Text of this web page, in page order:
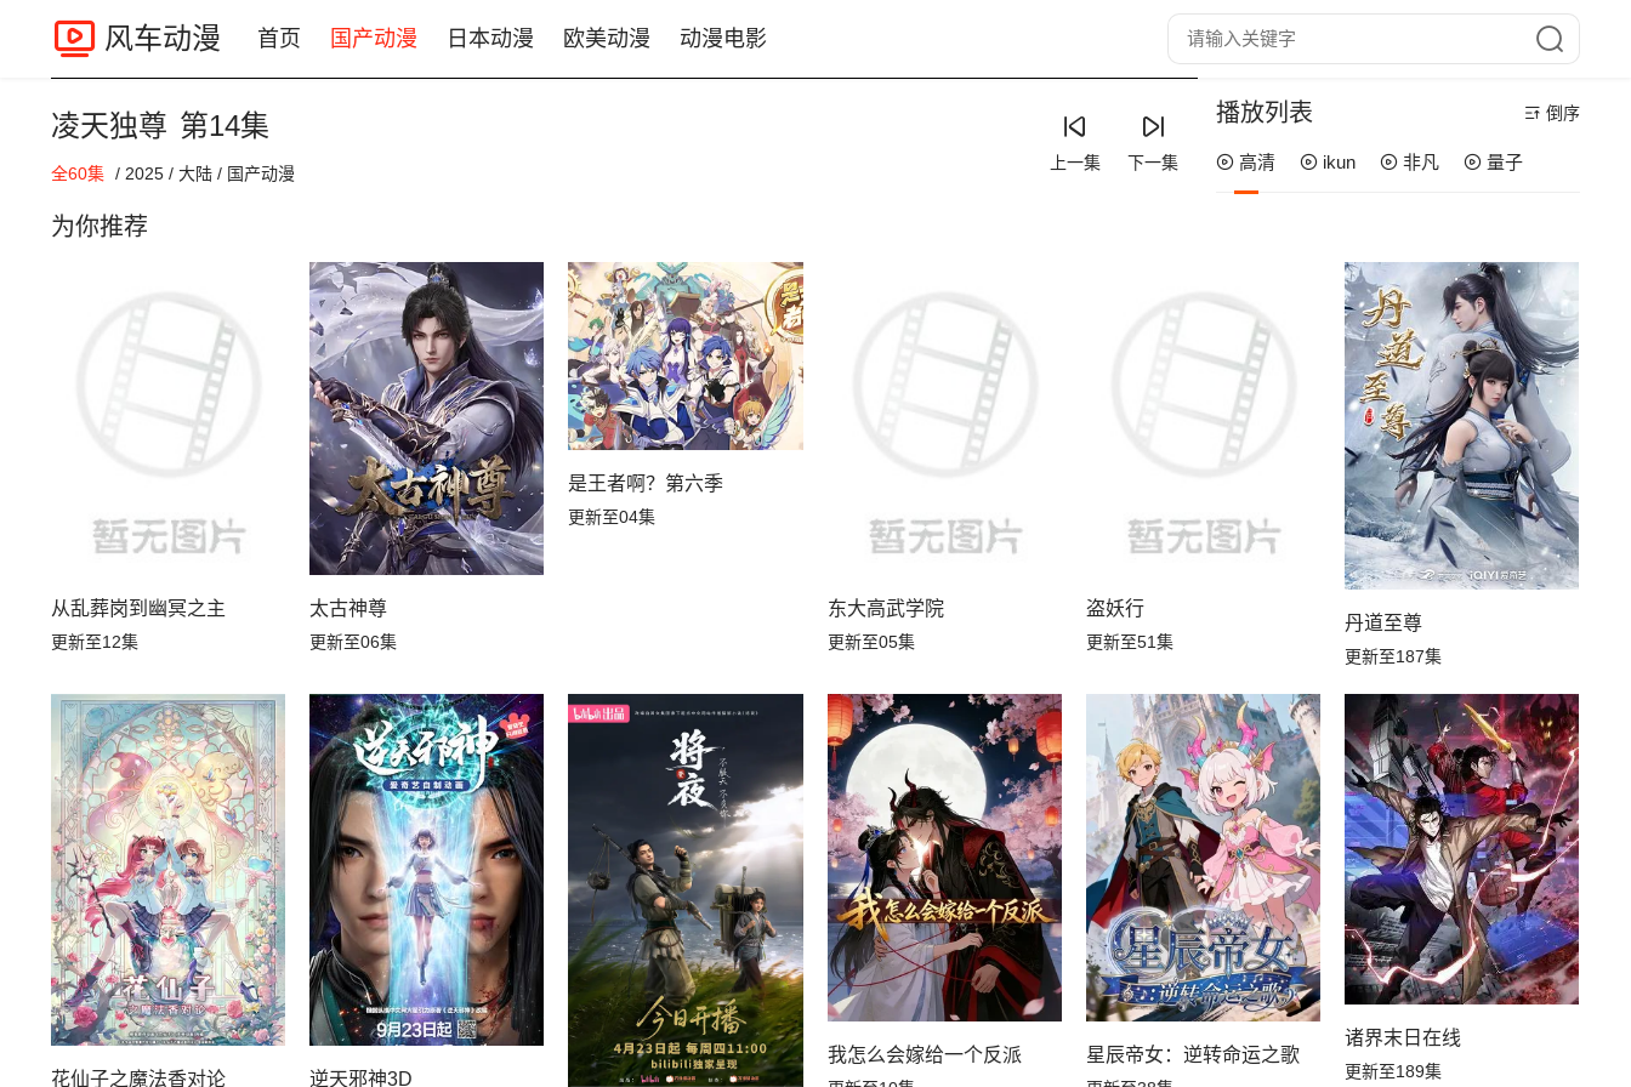
风车动漫 首页 国产动漫 日本动漫 欧美动漫 动漫电影
00:00 / 00:00
凌天独尊 第14集
全60集 / 2025 / 大陆 / 国产动漫
上一集 下一集
播放列表 倒序
高清 ikun 非凡 量子
第57集
第55集
第53集
第51集
第49集
第46集 第45集
第44集 第43集
第42集 第41集
第40集 第39集
第38集 第37集
为你推荐
从乱葬岗到幽冥之主
更新至12集
太古神尊
更新至06集
是王者啊？第六季
更新至04集
东大高武学院
更新至05集
盗妖行
更新至51集
丹道至尊
更新至187集
花仙子之魔法香对论 逆天邪神3D
我怎么会嫁给一个反派 星辰帝女：逆转命运之歌
诸界末日在线
更新至189集